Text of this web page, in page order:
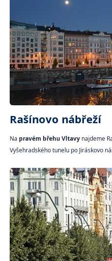
Rašínovo nábřeží
Na pravém břehu Vltavy najdeme
Vyšehradského tunelu po Jiráskovo